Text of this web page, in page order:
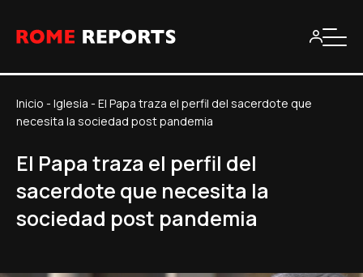
Inicio - Iglesia - El Papa traza el perfil del sacerdote que
necesita la sociedad post pandemia
El Papa traza el perfil del
sacerdote que necesita la
sociedad post pandemia